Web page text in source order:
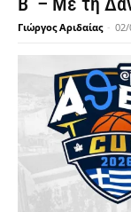
Γιώργος Αριδαίας - 02/